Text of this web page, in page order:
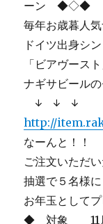
ーン ◆◇◆
毎年お歳暮人
ドイツ出身シ
「ビアヴース
ナギサビール
↓ ↓ ↓
http://
なーんと！！
ご注文いただ
抽選で５名様に
お年玉として
◆ 対象 11月